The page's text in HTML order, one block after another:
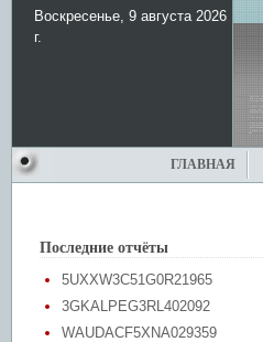
Воскресенье, 9 августа 2026
г.
ГЛАВНАЯ
Последние отчёты
5UXXW3C51G0R21965
3GKALPEG3RL402092
WAUDACF5XNA029359